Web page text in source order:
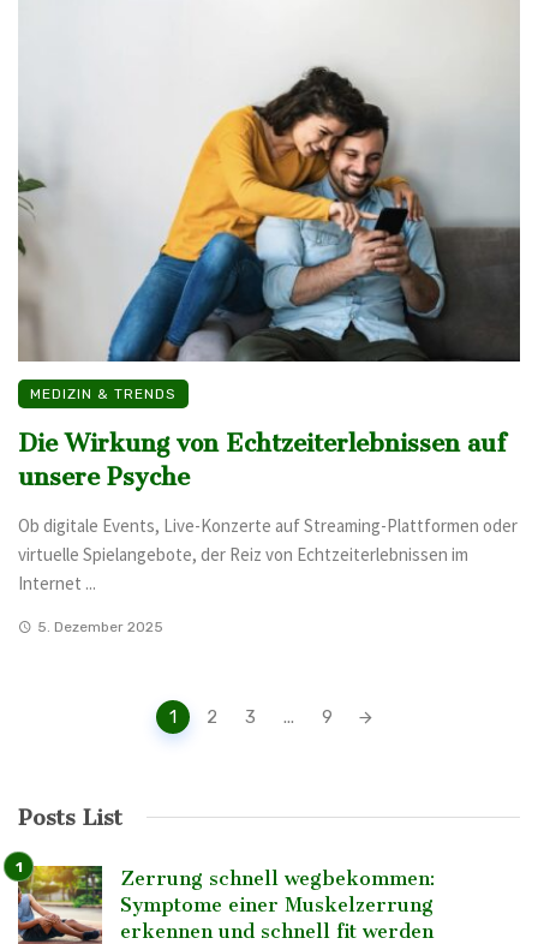
MEDIZIN & TRENDS
Die Wirkung von Echtzeiterlebnissen auf
unsere Psyche
Ob digitale Events, Live-Konzerte auf Streaming-Plattformen oder
virtuelle Spielangebote, der Reiz von Echtzeiterlebnissen im
Internet ...
5. Dezember 2025
1 2 3 ... 9
Posts List
Zerrung schnell wegbekommen:
Symptome einer Muskelzerrung
erkennen und schnell fit werden